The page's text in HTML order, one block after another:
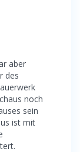
aber
des
noch
sein
ist mit